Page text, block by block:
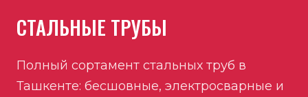
СТАЛЬНЫЕ ТРУБЫ
Полный сортамент стальных труб в
Ташкенте: бесшовные, электросварные и